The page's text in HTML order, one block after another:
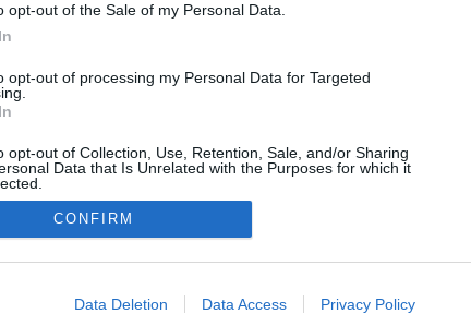
opt-out of the Sale of my Personal Data.
opt-out of processing my Personal Data for Targeted
opt-out of Collection, Use, Retention, Sale, and/or Sharing
Data that Is Unrelated with the Purposes for which it
allow Google to enable storage related to advertising like cookies on
CONFIRM
Data Deletion Data Access Privacy Policy